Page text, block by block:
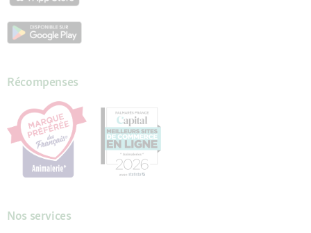
Récompenses
Nos services